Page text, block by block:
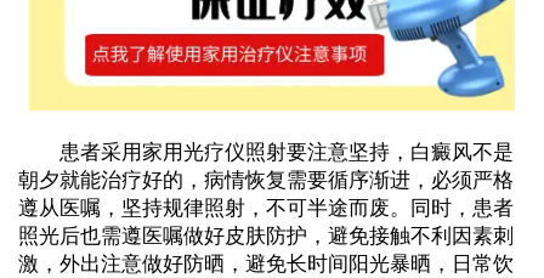
患者采用家用光疗仪照射要注意坚持，白癜风不是
朝夕就能治疗好的，病情恢复需要循序渐进，必须严格
遵从医嘱，坚持规律照射，不可半途而废。同时，患者
照光后也需遵医嘱做好皮肤防护，避免接触不利因素刺
激，外出注意做好防晒，避免长时间阳光暴晒，日常饮